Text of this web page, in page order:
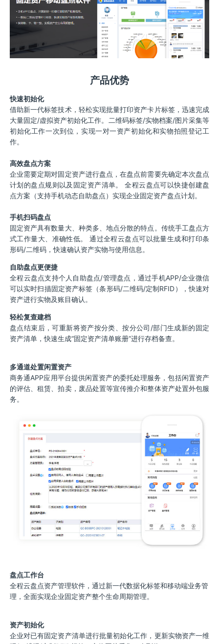
产品优势
快速初始化
借助新一代标签技术，轻松实现批量打印资产卡片标签，迅速完成
大量固定/虚拟资产初始化工作。二维码标签/实物档案/图片采集等
初始化工作一次到位，实现一对一资产初始化和实物拍照登记工
作。
高效盘点方案
企业需要定期对固定资产进行盘点，在盘点前需要先确定本次盘点
计划的盘点规则以及固定资产清单。 全程云盘点可以快捷创建盘
点方案（支持手机动态自助盘点）实现企业固定资产盘点计划。
手机扫码盘点
固定资产具有数量大、种类多、地点分散的特点。传统手工盘点方
式工作量大、准确性低。 通过全程云盘点可以批量生成和打印条
形码/二维码，快速确认资产实物与使用信息。
自助盘点更便捷
全程云盘点支持个人自助盘点/管理盘点，通过手机APP/企业微信
可以实时扫描固定资产标签（条形码/二维码/定制RFID），快速对
资产进行实物及账目确认。
轻松复查建档
盘点结束后，可重新将资产按分类、按分公司/部门生成新的固定
资产清单，快速生成“固定资产清单账册”进行存档备查。
多通道处置闲置资产
商务通APP应用平台提供闲置资产的委托处理服务，包括闲置资产
的评估、租赁、拍卖，废品处置等宣传推介和整体资产处置外包服
务。
盘点工作台
全程云盘点资产管理软件，通过新一代数据化标签和移动端业务管
理，全面实现企业固定资产整个生命周期管理。
资产初始化
企业对已有固定资产清单进行批量初始化工作，更新实物资产一维